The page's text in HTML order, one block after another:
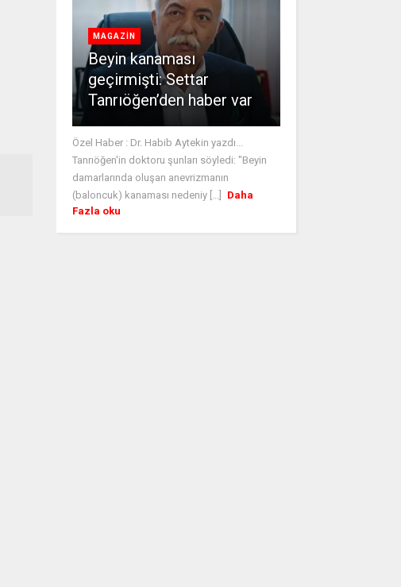
MAGAZİN
Beyin kanaması
geçirmişti: Settar
Tanrıöğen’den haber var
Özel Haber : Dr. Habib Aytekin yazdı...
Tanrıöğen'in doktoru şunları söyledi: "Beyin
damarlarında oluşan anevrizmanın
(baloncuk) kanaması nedeniy [...]
Daha
Fazla oku